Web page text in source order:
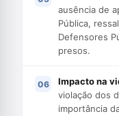
ausência de
Pública,
Defensores
presos.
Impacto na
violação dos
importância